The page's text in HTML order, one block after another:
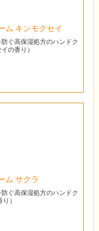
ム キンモクセイ
ぐ高保湿処方のハンドク
の香り）
ム サクラ
ぐ高保湿処方のハンドク
）